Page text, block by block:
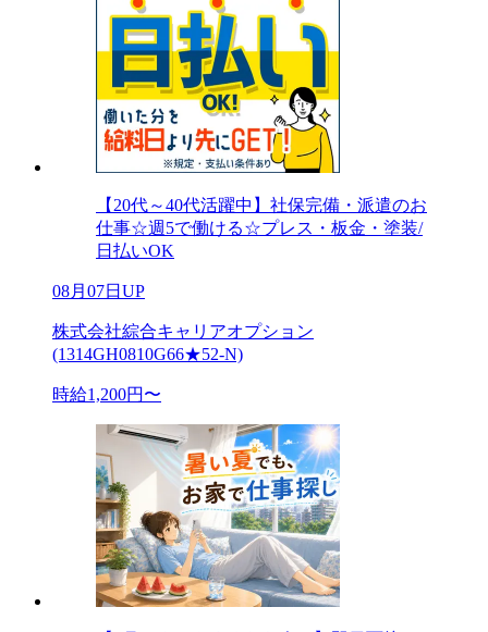
【20代～40代活躍中】社保完備・派遣のお
仕事☆週5で働ける☆プレス・板金・塗装/
日払いOK
08月07日UP
株式会社綜合キャリアオプション
(1314GH0810G66★52-N)
時給1,200円〜